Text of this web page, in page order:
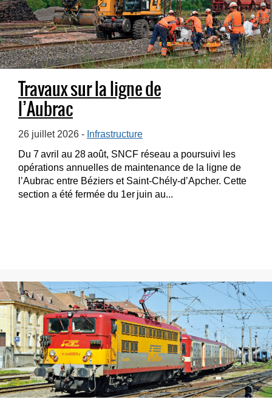
Travaux sur la ligne de
l’Aubrac
26 juillet 2026 - Infrastructure
Du 7 avril au 28 août, SNCF réseau a poursuivi les
opérations annuelles de maintenance de la ligne de
l’Aubrac entre Béziers et Saint-Chély-d’Apcher. Cette
section a été fermée du 1er juin au...